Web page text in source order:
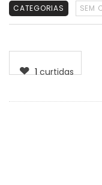
CATEGORIAS SEM
1curtidas